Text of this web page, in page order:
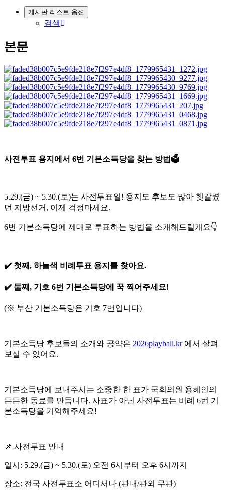
게시판 리스트 옵션
검색
본문
사전투표 용지에서 6번 기본소득당을 찾는 방법🗳️
5.29.(금) ~ 5.30.(토)는 사전투표일! 용지도 후보도 많아 헷갈렸
던 지방선거, 이제 걱정마세요.
6번 기본소득당에 제대로 투표하는 방법을 소개해드릴게요👇
✔️ 첫째, 하늘색 비례투표 용지를 찾아요.
✔️ 둘째, 기호 6번 기본소득당에 꾹 찍어주세요!
(※ 부산 기본소득당은 기호 7번입니다)
기본소득당 후보들의 소개와 공약은 2026playball.kr에서 살펴
보실 수 있어요.
기본소득당에 보내주시는 소중한 한 표가 국회의원 용혜인의
든든한 동료를 만듭니다. 사표가 아닌 사전투표는 비례 6번 기
본소득당을 기억해주세요!
📌 사전투표 안내
일시: 5.29.(금) ~ 5.30.(토) 오전 6시부터 오후 6시까지
장소: 전국 사전투표소 어디서나 (관내/관외 무관)